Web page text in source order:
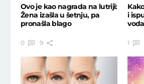
Ovo je kao nagrada na lutriji:
Žena izašla u šetnju, pa
pronašla blago
0 9
i
1